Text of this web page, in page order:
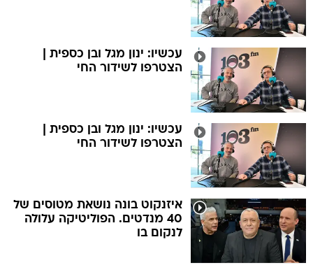
עכשיו: ינון מגל ובן כספית |
הצטרפו לשידור החי
עכשיו: ינון מגל ובן כספית |
הצטרפו לשידור החי
איזנקוט בונה נושאת מטוסים של
40 מנדטים. הפוליטיקה עלולה
לנקום בו